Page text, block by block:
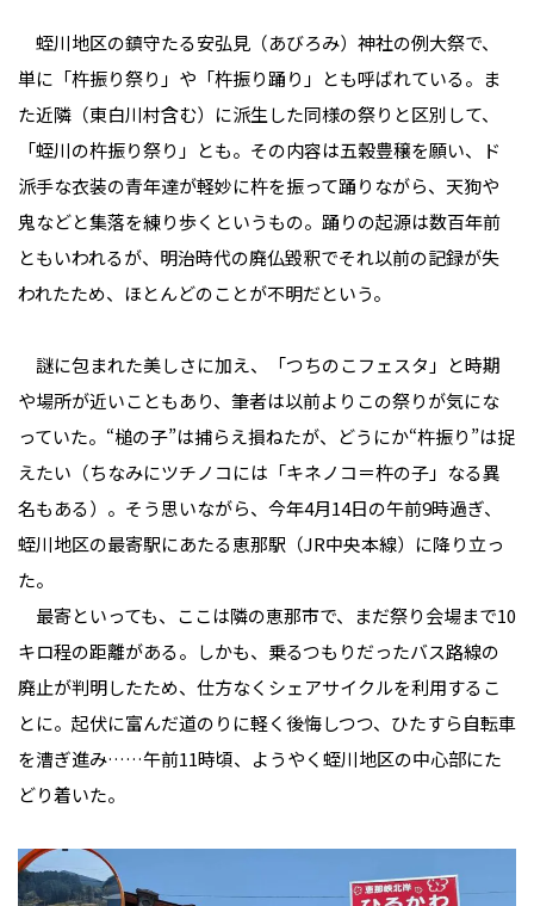
蛭川地区の鎮守たる安弘見（あびろみ）神社の例大祭で、
単に「杵振り祭り」や「杵振り踊り」とも呼ばれている。ま
た近隣（東白川村含む）に派生した同様の祭りと区別して、
「蛭川の杵振り祭り」とも。その内容は五穀豊穣を願い、ド
派手な衣装の青年達が軽妙に杵を振って踊りながら、天狗や
鬼などと集落を練り歩くというもの。踊りの起源は数百年前
ともいわれるが、明治時代の廃仏毀釈でそれ以前の記録が失
われたため、ほとんどのことが不明だという。
謎に包まれた美しさに加え、「つちのこフェスタ」と時期
や場所が近いこともあり、筆者は以前よりこの祭りが気にな
っていた。“槌の子”は捕らえ損ねたが、どうにか“杵振り”は捉
えたい――（ちなみにツチノコには「キネノコ＝杵の子」なる異
名もある）。そう思いながら、今年4月14日の午前9時過ぎ、
蛭川地区の最寄駅にあたる恵那駅（JR中央本線）に降り立っ
た。
最寄といっても、ここは隣の恵那市で、まだ祭り会場まで10
キロ程の距離がある。しかも、乗るつもりだったバス路線の
廃止が判明したため、仕方なくシェアサイクルを利用するこ
とに。起伏に富んだ道のりに軽く後悔しつつ、ひたすら自転車
を漕ぎ進み……午前11時頃、ようやく蛭川地区の中心部にた
どり着いた。